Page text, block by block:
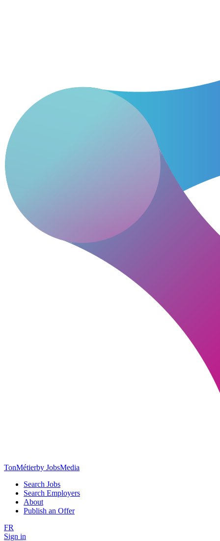
TonMétierby JobsMedia
Search Jobs
Search Employers
About
Publish an Offer
FR
Sign in